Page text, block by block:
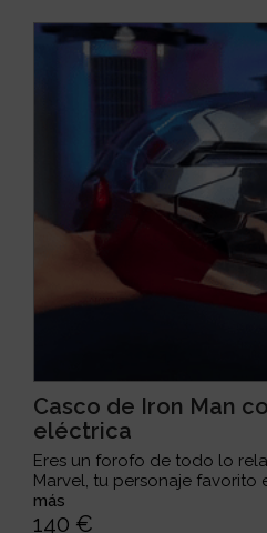
Casco de Iron Man
eléctrica
Eres un forofo de todo lo
Marvel, tu personaje favorito
más
140 €